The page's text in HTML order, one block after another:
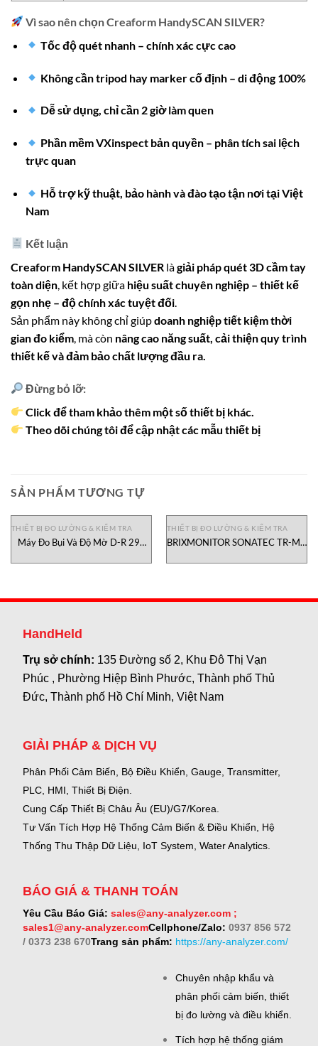
Vì sao nên chọn Creaform HandySCAN SILVER?
Tốc độ quét nhanh – chính xác cực cao
Không cần tripod hay marker cố định – di động 100%
Dễ sử dụng, chỉ cần 2 giờ làm quen
Phần mềm VXinspect bản quyền – phân tích sai lệch
trực quan
Hỗ trợ kỹ thuật, bảo hành và đào tạo tận nơi tại Việt
Nam
Kết luận
Creaform HandySCAN SILVER làgiải pháp quét 3D cầm tay
toàn diện , kết hợp giữa hiệu suất chuyên nghiệp – thiết kế
gọn nhẹ – độ chính xác tuyệt đối
Sản phẩm này không chỉ giúpdoanh nghiệp tiết kiệm thời
gian đo kiểm , mà còn nâng cao năng suất, cải thiện quy trình
thiết kế và đảm bảo chất lượng đầu ra.
Đừng bỏ lỡ:
Click để tham khảo thêm một số thiết bị khác.
Theo dõi chúng tôi để cập nhật các mẫu thiết bị
SẢN PHẨM TƯƠNG TỰ
THIẾT BỊ ĐO LƯỜNG & KIỂM TRA
Máy Đo Bụi Và Độ Mờ D-R 290
THIẾT BỊ ĐO LƯỜNG & KIỂM TRA
BRIXMONITOR SONATEC TR-MA
HandHeld
Trụ sở chính: 135 Đường số 2, Khu Đô Thị Vạn
Phúc , Phường Hiệp Bình Phước, Thành phố Thủ
Đức, Thành phố Hồ Chí Minh, Việt Nam
GIẢI PHÁP & DỊCH VỤ
Phân Phối Cảm Biến, Bộ Điều Khiển, Gauge, Transmitter,
PLC, HMI, Thiết Bị Điện.
Cung Cấp Thiết Bị Châu Âu (EU)/G7/Korea.
Tư Vấn Tích Hợp Hệ Thống Cảm Biến & Điều Khiển, Hệ
Thống Thu Thập Dữ Liệu, IoT System, Water Analytics.
BÁO GIÁ & THANH TOÁN
Yêu Cầu Báo Giá: sales@any-analyzer.com ;
sales1@any-analyzer.comCellphone/Zalo: 0937 856 572
/ 0373 238 670Trang sản phẩm: https://any-analyzer.com/
Chuyên nhập khẩu và
phân phối cảm biến, thiết
bị đo lường và điều khiển.
Tích hợp hệ thống giám